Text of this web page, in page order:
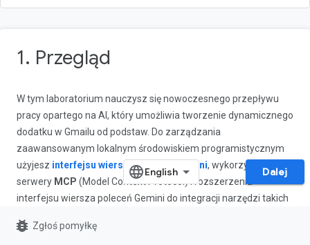
1. Przegląd
W tym laboratorium nauczysz się nowoczesnego przepływu
pracy opartego na AI, który umożliwia tworzenie dynamicznego
dodatku w Gmailu od podstaw. Do zarządzania
zaawansowanym lokalnym środowiskiem programistycznym
użyjesz interfejsu wiersza poleceń Gemini, wykorzystując
serwery MCP (Model Context Protocol) i rozszerzenia
interfejsu wiersza poleceń Gemini do integracji narzędzi takich
Dalej
bug_report Zgłoś pomyłkę